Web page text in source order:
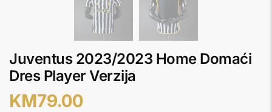
Juventus 2023/2023 Home Domaći
Dres Player Verzija
KM79.00